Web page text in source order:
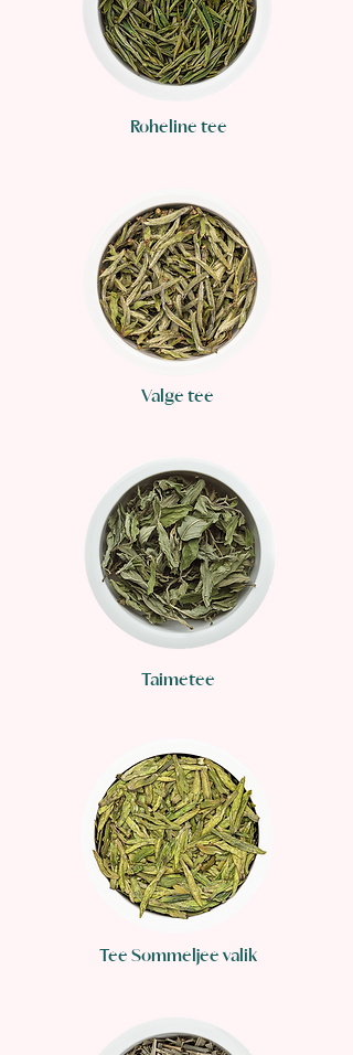
Roheline tee
Valge tee
Taimetee
Tee Sommeljee valik